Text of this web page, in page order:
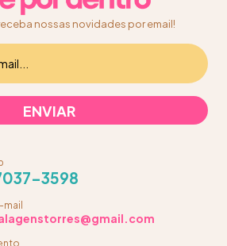
nossas novidades por email!
3598
mail